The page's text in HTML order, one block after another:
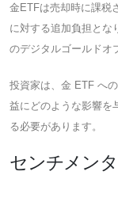
金ETFは売却時に課税
に対する追加負担とな
のデジタルゴールドオ
投資家は、金 ETF へ
益にどのような影響を
る必要があります。
センチメン